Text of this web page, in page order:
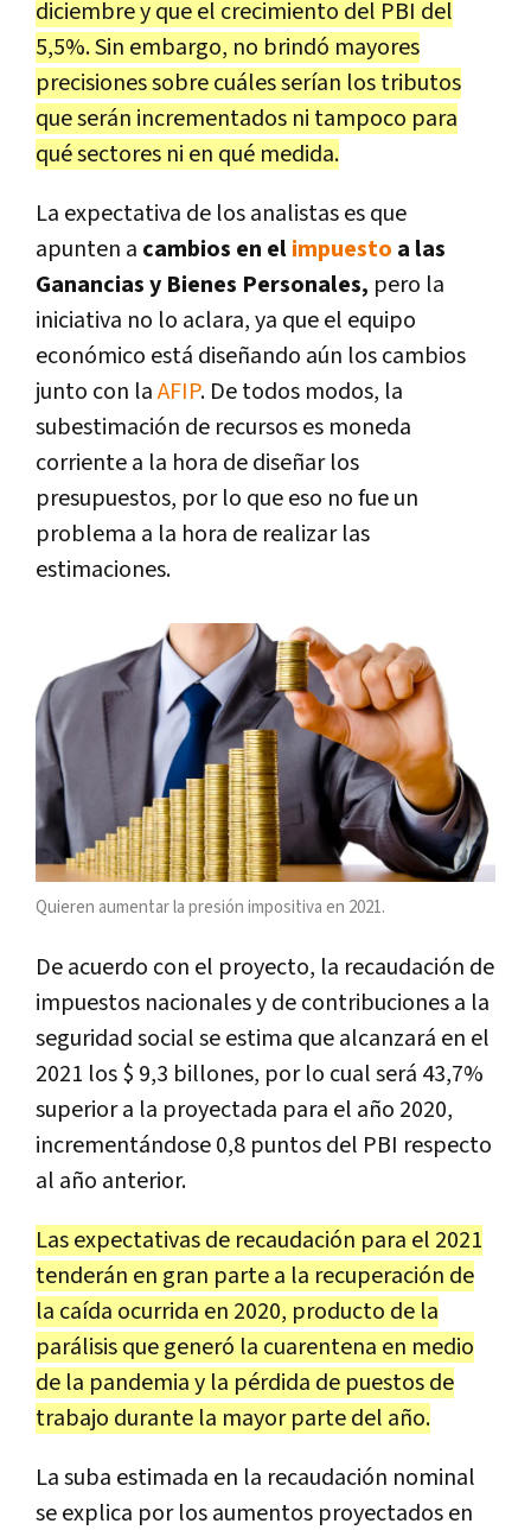
diciembre y que el crecimiento del PBI del
5,5%. Sin embargo, no brindó mayores
precisiones sobre cuáles serían los tributos
que serán incrementados ni tampoco para
qué sectores ni en qué medida.
La expectativa de los analistas es que
apunten a cambios en elimpuesto a las
Ganancias y Bienes Personales, pero la
iniciativa no lo aclara, ya que el equipo
económico está diseñando aún los cambios
junto con laAFIP. De todos modos, la
subestimación de recursos es moneda
corriente a la hora de diseñar los
presupuestos, por lo que eso no fue un
problema a la hora de realizar las
estimaciones.
Quieren aumentar la presión impositiva en 2021.
De acuerdo con el proyecto, la recaudación de
impuestos nacionales y de contribuciones a la
seguridad social se estima que alcanzará en el
2021 los $ 9,3 billones, por lo cual será 43,7%
superior a la proyectada para el año 2020,
incrementándose 0,8 puntos del PBI respecto
al año anterior.
Las expectativas de recaudación para el 2021
tenderán en gran parte a la recuperación de
la caída ocurrida en 2020, producto de la
parálisis que generó la cuarentena en medio
de la pandemia y la pérdida de puestos de
trabajo durante la mayor parte del año.
La suba estimada en la recaudación nominal
se explica por los aumentos proyectados en